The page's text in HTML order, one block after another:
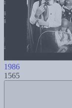
1986
1565